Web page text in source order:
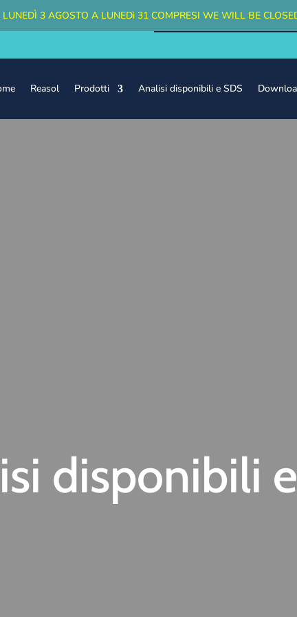
3 AGOSTO A LUNEDì 31 COMPRESI WE WILL BE
Reasol Prodotti Analisi disponibili e SDS
disponibili